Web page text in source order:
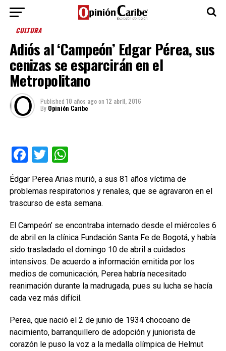
CULTURA
Adiós al ‘Campeón’ Edgar Pérea, sus
cenizas se esparcirán en el
Metropolitano
Published 10 años agoon 12 abril, 2016
By Opinión Caribe
Facebook
TwitterWhatsApp
Édgar Perea Arias murió, a sus 81 años víctima de
problemas respiratorios y renales, que se agravaron en el
trascurso de esta semana.
El Campeón’ se encontraba internado desde el miércoles 6
de abril en la clínica Fundación Santa Fe de Bogotá, y había
sido trasladado el domingo 10 de abril a cuidados
intensivos. De acuerdo a información emitida por los
medios de comunicación, Perea habría necesitado
reanimación durante la madrugada, pues su lucha se hacía
cada vez más difícil.
Perea, que nació el 2 de junio de 1934 chocoano de
nacimiento, barranquillero de adopción y juniorista de
corazón le puso la voz a la medalla olímpica de Helmut